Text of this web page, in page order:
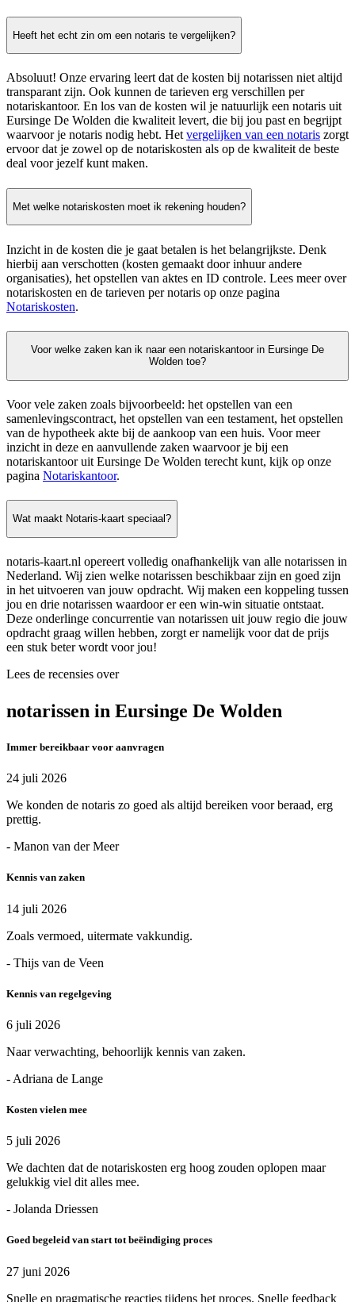
Heeft het echt zin om een notaris te vergelijken?
Absoluut! Onze ervaring leert dat de kosten bij notarissen niet altijd
transparant zijn. Ook kunnen de tarieven erg verschillen per
notariskantoor. En los van de kosten wil je natuurlijk een notaris uit
Eursinge De Wolden die kwaliteit levert, die bij jou past en begrijpt
waarvoor je notaris nodig hebt. Hetvergelijken van een notaris zorgt
ervoor dat je zowel op de notariskosten als op de kwaliteit de beste
deal voor jezelf kunt maken.
Met welke notariskosten moet ik rekening houden?
Inzicht in de kosten die je gaat betalen is het belangrijkste. Denk
hierbij aan verschotten (kosten gemaakt door inhuur andere
organisaties), het opstellen van aktes en ID controle. Lees meer over
notariskosten en de tarieven per notaris op onze pagina
Notariskosten.
Voor welke zaken kan ik naar een notariskantoor in Eursinge De
Wolden toe?
Voor vele zaken zoals bijvoorbeeld: het opstellen van een
samenlevingscontract, het opstellen van een testament, het opstellen
van de hypotheek akte bij de aankoop van een huis. Voor meer
inzicht in deze en aanvullende zaken waarvoor je bij een
notariskantoor uit Eursinge De Wolden terecht kunt, kijk op onze
pagina Notariskantoor.
Wat maakt Notaris-kaart speciaal?
notaris-kaart.nl opereert volledig onafhankelijk van alle notarissen in
Nederland. Wij zien welke notarissen beschikbaar zijn en goed zijn
in het uitvoeren van jouw opdracht. Wij maken een koppeling tussen
jou en drie notarissen waardoor er een win-win situatie ontstaat.
Deze onderlinge concurrentie van notarissen uit jouw regio die jouw
opdracht graag willen hebben, zorgt er namelijk voor dat de prijs
een stuk beter wordt voor jou!
Lees de recensies over
notarissen in Eursinge De Wolden
Immer bereikbaar voor aanvragen
24 juli 2026
We konden de notaris zo goed als altijd bereiken voor beraad, erg
prettig.
- Manon van der Meer
Kennis van zaken
14 juli 2026
Zoals vermoed, uitermate vakkundig.
- Thijs van de Veen
Kennis van regelgeving
6 juli 2026
Naar verwachting, behoorlijk kennis van zaken.
- Adriana de Lange
Kosten vielen mee
5 juli 2026
We dachten dat de notariskosten erg hoog zouden oplopen maar
gelukkig viel dit alles mee.
- Jolanda Driessen
Goed begeleid van start tot beëindiging proces
27 juni 2026
Snelle en pragmatische reacties tijdens het proces. Snelle feedback